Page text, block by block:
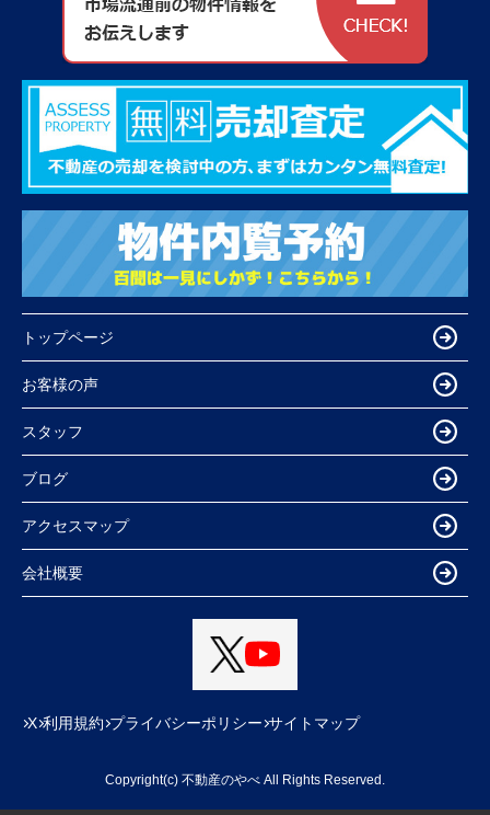
トップページ
お客様の声
スタッフ
ブログ
アクセスマップ
会社概要
X 利用規約 プライバシーポリシー サイトマップ
Copyright(c) 不動産のやべ All Rights Reserved.